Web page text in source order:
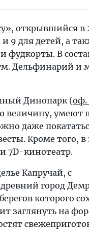
, открывшийся в
и 9 для детей, а
фудкорты. В
Дельфинарий
Динопарк (оф.
величину, умеют
даже
Кроме того, в
7D-кинотеатр.
Капручай, с
город
которого
заглянуть на